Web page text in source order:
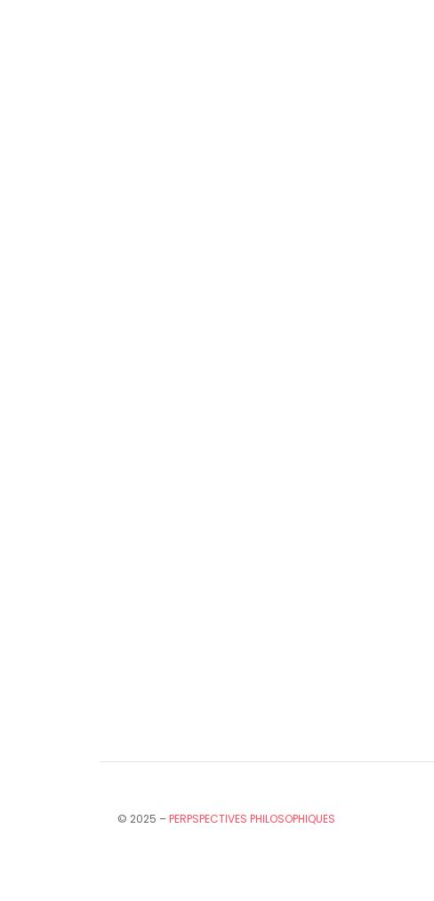
© 2025 –PERPSPECTIVES PHILOSOPHIQUES